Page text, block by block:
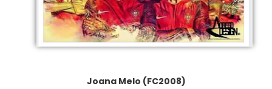
Joana Melo (FC2008)